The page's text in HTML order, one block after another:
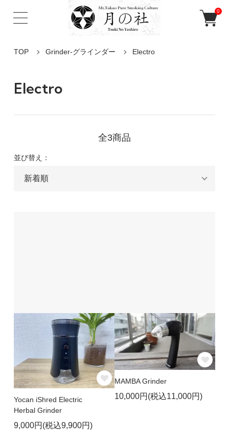
0
TOP Grinder-グラインダー Electro
Electro
全3商品
並び替え：
Yocan iShred Electric
Herbal Grinder
9,000円(税込9,900円)
MAMBA Grinder
10,000円(税込11,000円)